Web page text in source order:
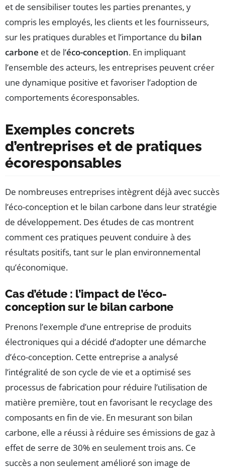
et de sensibiliser toutes les parties prenantes, y
compris les employés, les clients et les fournisseurs,
sur les pratiques durables et l’importance du bilan
carbone et de l’éco-conception. En impliquant
l’ensemble des acteurs, les entreprises peuvent créer
une dynamique positive et favoriser l’adoption de
comportements écoresponsables.
Exemples concrets
d’entreprises et de pratiques
écoresponsables
De nombreuses entreprises intègrent déjà avec succès
l’éco-conception et le bilan carbone dans leur stratégie
de développement. Des études de cas montrent
comment ces pratiques peuvent conduire à des
résultats positifs, tant sur le plan environnemental
qu’économique.
Cas d’étude : l’impact de l’éco-
conception sur le bilan carbone
Prenons l’exemple d’une entreprise de produits
électroniques qui a décidé d’adopter une démarche
d’éco-conception. Cette entreprise a analysé
l’intégralité de son cycle de vie et a optimisé ses
processus de fabrication pour réduire l’utilisation de
matière première, tout en favorisant le recyclage des
composants en fin de vie. En mesurant son bilan
carbone, elle a réussi à réduire ses émissions de gaz à
effet de serre de 30% en seulement trois ans. Ce
succès a non seulement amélioré son image de